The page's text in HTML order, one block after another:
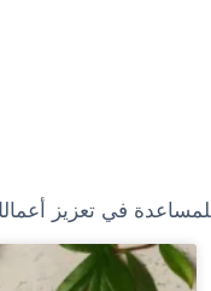
في تعزيز